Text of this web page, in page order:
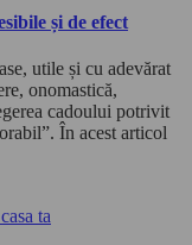
și de efect
utile și cu adevărat
onomastică,
cadoului potrivit
În acest articol